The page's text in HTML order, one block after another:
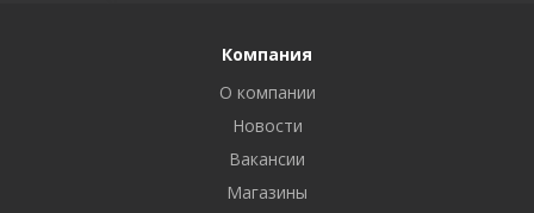
Компания
О компании
Новости
Вакансии
Магазины